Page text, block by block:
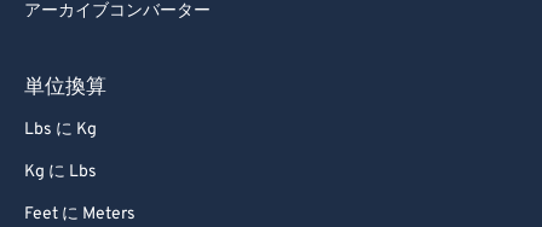
アーカイブコンバーター
単位換算
Lbs に Kg
Kg に Lbs
Feet に Meters